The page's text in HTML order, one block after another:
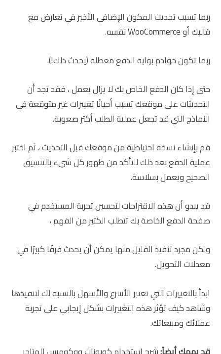
ربما تسبب تحديث المكون الإضافي الأخير في تعارض مع
قالبك أو WooCommerce نفسه.
ربما تكون خوادم بوابة الدفع معطلة (يحدث ذلك!).
حتى إذا كان الدفع الخاص بك لا يزال يعمل ، فقد تجد أن
التحديثات على موقعك تسبب أحيانًا تغييرات غير متوقعة في
النماذج التي قد تجعل عملية الطلب أكثر صعوبة.
قم بإنشاء نسخة احتياطية من موقعك قبل التحديث ، ثم اختبر
عملية الدفع بعد ذلك للتأكد من ظهور كل شيء بالتنسيق
الصحيح ويعمل بسلاسة.
قد يبدو أن هذه الاقتراحات لتحسين تجربة المستخدم في
صفحة الدفع الخاصة بك تتطلب الكثير من الفهم ،
ولكن مجرد تنفيذ القليل منها يمكن أن يحدث فرقًا كبيرًا في
معدلات التحويل.
ابدأ بالتغييرات التي تعتبر الأسرع والأسهل بالنسبة لك لتنفيذها
وشاهد كيف تؤثر هذه التغييرات بشكل إيجابي على تجربة
عملائك ومبيعاتك.